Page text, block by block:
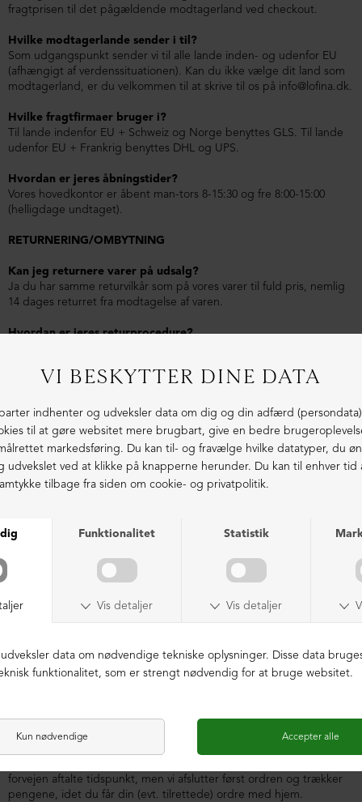
fragtprisen til det pågældende modtagerland ved checkout.
Hvilke modtagerlande sender i til?
Som udgangspunkt sender vi til alle lande inden- og udenfor EU
(afhængigt af verdenssituationen). Kan du ikke vælge dit land som
modtagerland, er du velkommen til at skrive til os på info@lofina.dk.
Hvilke fragtfirmaer bruger i?
Til lande indenfor EU + Schweiz og Norge benyttes GLS. Til lande
udenfor EU + Frankrig benyttes DHL og UPS.
Hvordan er jeres åbningstider?
Vores hovedkontor er åbent man-tors 8-15:30 og fre 8:00-15:00
(helligdage undtaget).
RETURNERING/OMBYTNING
Kan jeg returnere varer på udsalg?
Ja du har samme returvilkår som på vores varer til fuld pris, nemlig
14 dages returret fra modtagelse af varen.
Hvordan er jeres returprocedure?
Derudover medfølger en returformular som bedes udfyldt med
genanvendelig. Vi bestræber os på at behandle returvarer samme
dag eller den næstkommende hverdag, som de er leveret retur hos
os (travle perioder og ferier i højsæsonen undtaget).
Hvordan ombytter jeg en vare?
Ønsker du at ombytte til anden størrelse eller model, bedes du
Hvor finder jeg jeres forhandlerliste i ind- og udland?
endelig en mail (info@lofina.dk) eller ring (+4561550035), for at få
oplyst den nærmeste forhandler. Gælder både ind- og udland.
forhandler, og du kan ikke forvente at finde samme udvalg som på
lofina.com.
Send os en mail (info@lofina.dk) for at booke en tid i vores
prøverum inkl. betjening.
Procedure: du lægger en ordre på de varer du ønsker at prøve, så
forvejen aftalte tidspunkt, men vi afslutter først ordren og trækker
pengene, idet du får din (evt. tilrettede) ordre med hjem.